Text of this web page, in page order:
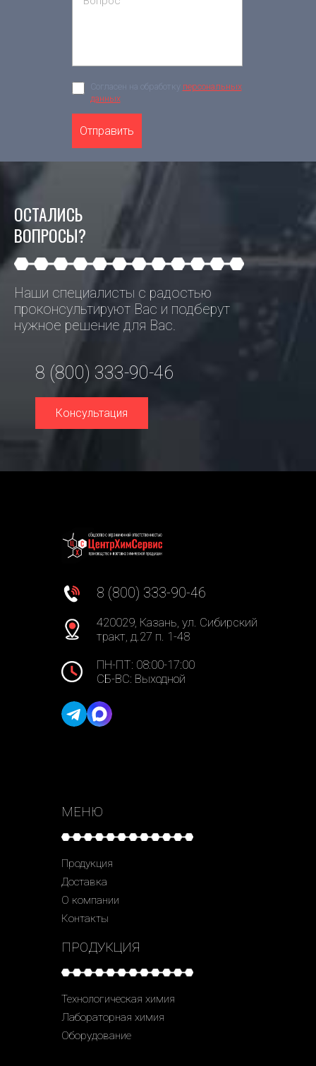
Согласен на обработку персональных
данных
Отправить
ОСТАЛИСЬ
ВОПРОСЫ?
Наши специалисты с радостью
проконсультируют Вас и подберут
нужное решение для Вас.
8 (800) 333-90-46
Консультация
8 (800) 333-90-46
420029, Казань, ул. Сибирский
тракт, д.27 п. 1-48
ПН-ПТ: 08:00-17:00
СБ-ВС: Выходной
МЕНЮ
Продукция
Доставка
О компании
Контакты
ПРОДУКЦИЯ
Технологическая химия
Лабораторная химия
Оборудование